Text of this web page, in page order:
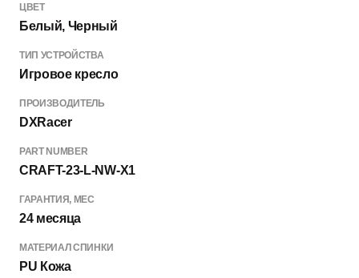
ЦВЕТ
Белый, Черный
ТИП УСТРОЙСТВА
Игровое кресло
ПРОИЗВОДИТЕЛЬ
DXRacer
PART NUMBER
CRAFT-23-L-NW-X1
ГАРАНТИЯ, МЕС
24 месяца
МАТЕРИАЛ СПИНКИ
PU Кожа